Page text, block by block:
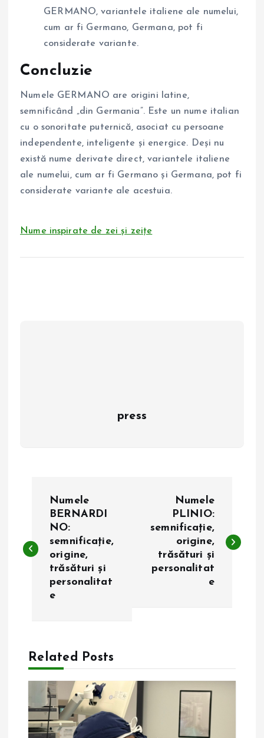
GERMANO, variantele italiene ale numelui,
cum ar fi Germano, Germana, pot fi
considerate variante.
Concluzie
Numele GERMANO are origini latine,
semnificând „din Germania”. Este un nume italian
cu o sonoritate puternică, asociat cu persoane
independente, inteligente și energice. Deși nu
există nume derivate direct, variantele italiene
ale numelui, cum ar fi Germano și Germana, pot fi
considerate variante ale acestuia.
Nume inspirate de zei și zeițe
press
v
r
Numele
BERNARDI
NO:
semnificație,
origine,
trăsături și
personalitat
e
Numele
PLINIO:
semnificație,
origine,
trăsături și
personalitat
e
Related Posts